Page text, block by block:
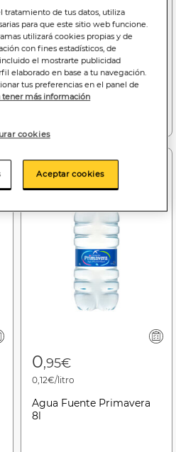
Agua Fuente Primavera
5l
0,95€
0,12€/litro
Agua Fuente Primavera
8l
tratamiento de tus datos, utiliza
para que este sitio web funcione.
utilizará cookies propias y de
con fines estadísticos, de
el mostrarte publicidad
elaborado en base a tu navegación.
tus preferencias en el panel de
tener más información
cookies
Aceptar cookies